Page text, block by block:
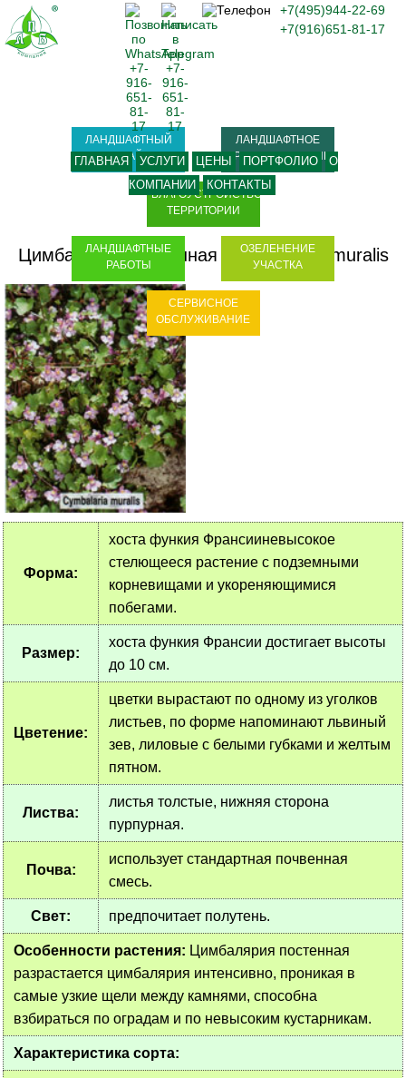
Цимбалярия постенная - Cymbalaria muralis
Форма:
хоста функия Франсииневысокое
стелющееся растение с подземными
корневищами и укореняющимися
побегами.
Размер:
хоста функия Франсии достигает высоты
до 10 см.
Цветение:
цветки вырастают по одному из уголков
листьев, по форме напоминают львиный
зев, лиловые с белыми губками и желтым
пятном.
Листва:
листья толстые, нижняя сторона
пурпурная.
Почва:
использует стандартная почвенная
смесь.
Свет: предпочитает полутень.
Особенности растения: Цимбалярия постенная
разрастается цимбалярия интенсивно, проникая в
самые узкие щели между камнями, способна
взбираться по оградам и по невысоким кустарникам.
Характеристика сорта:
+7(495)944-22-69
+7(916)651-81-17
ГЛАВНАЯ УСЛУГИ ЦЕНЫ ПОРТФОЛИО
О
КОМПАНИИ
КОНТАКТЫ
ЛАНДШАФТНЫЙ
ДИЗАЙН
ЛАНДШАФТНОЕ
ПРОЕКТИРОВАНИЕ
БЛАГОУСТРОЙСТВО
ТЕРРИТОРИИ
ЛАНДШАФТНЫЕ
РАБОТЫ
ОЗЕЛЕНЕНИЕ
УЧАСТКА
СЕРВИСНОЕ
ОБСЛУЖИВАНИЕ